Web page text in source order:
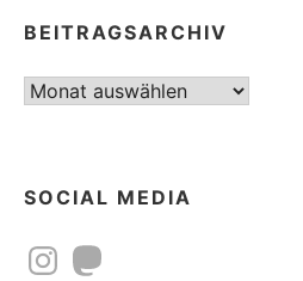
BEITRAGSARCHIV
Beitragsarchiv
SOCIAL MEDIA
InstagramMastodon